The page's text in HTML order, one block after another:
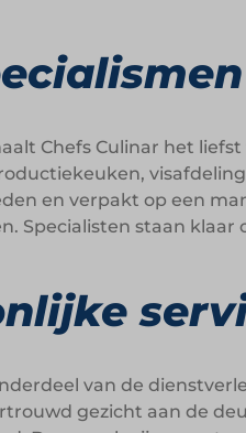
Chefs Culinar het
en verpakt op een
Specialisten staan klaar
van de
gezicht aan de